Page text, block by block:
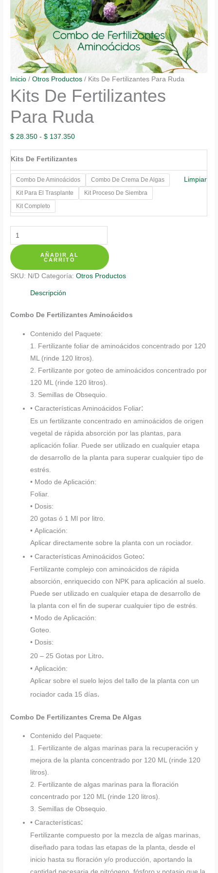
Inicio /Otros Productos / Kits De Fertilizantes Para Ruda
Kits De Fertilizantes
Para Ruda
$ 28.350 - $ 137.350Rango
de
precios:
desde
$ 28.350
hasta
Kits De Fertilizantes
Combo De Aminoácidos
Combo De Crema De Algas
Kit Para El Trasplante
Kit Proceso De Siembra
Kit Completo
Limpiar
Kits
De
Fertilizantes
Para
Ruda
cantidad
AÑADIR AL
CARRITO
SKU: N/D Categoría:Otros Productos
Descripción
Combo De Fertilizantes Aminoácidos
Contenido del Paquete:
1. Fertilizante foliar de aminoácidos concentrado por 120
ML (rinde 120 litros).
2. Fertilizante por goteo de aminoácidos concentrado por
120 ML (rinde 120 litros).
3. Semillas de Obsequio.
• Características Aminoácidos Foliar:
Es un fertilizante concentrado en aminoácidos de origen
vegetal de rápida absorción por las plantas, para
aplicación foliar. Puede ser utilizado en cualquier etapa
de desarrollo de la planta para superar cualquier tipo de
estrés.
• Modo de Aplicación:
Foliar.
• Dosis:
20 gotas ó 1 Ml por litro.
• Aplicación:
Aplicar directamente sobre la planta con un rociador.
• Características Aminoácidos Goteo:
Fertilizante complejo con aminoácidos de rápida
absorción, enriquecido con NPK para aplicación al suelo.
Puede ser utilizado en cualquier etapa de desarrollo de
la planta con el fin de superar cualquier tipo de estrés.
• Modo de Aplicación:
Goteo.
• Dosis:
20 – 25 Gotas por Litro.
• Aplicación:
Aplicar sobre el suelo lejos del tallo de la planta con un
rociador cada 15 días.
Combo De Fertilizantes Crema De Algas
Contenido del Paquete:
1. Fertilizante de algas marinas para la recuperación y
mejora de la planta concentrado por 120 ML (rinde 120
litros).
2. Fertilizante de algas marinas para la floración
concentrado por 120 ML (rinde 120 litros).
3. Semillas de Obsequio.
• Características:
Fertilizante compuesto por la mezcla de algas marinas,
diseñado para todas las etapas de la planta, desde el
inicio hasta su floración y/o producción, aportando la